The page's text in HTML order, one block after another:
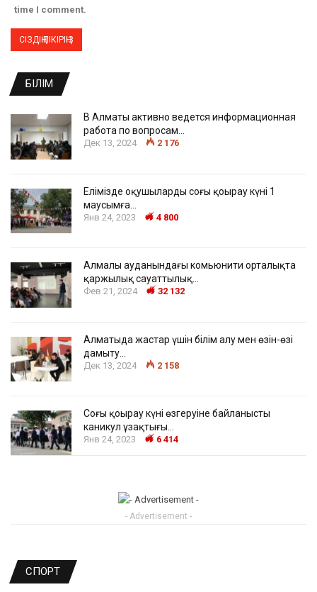
time I comment.
БІЛІМ
В Алматы активно ведется информационная
работа по вопросам…
Дек 13, 2024 2 176
Елімізде оқушылардың соңғы қоңырау күні 1
маусымға…
Янв 24, 2023 4 800
Алмалы ауданындағы комьюнити орталықта
қаржылық сауаттылық…
Фев 21, 2024 32 132
Алматыда жастар үшін білім алу мен өзін-өзі
дамыту…
Дек 13, 2024 2 158
Соңғы қоңырау күні өзгеруіне байланысты
каникул ұзақтығы…
Янв 24, 2023 6 414
- Advertisement -
СПОРТ